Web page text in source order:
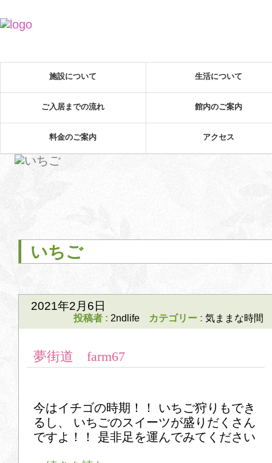
施設について 生活について
ご入居までの流れ 館内のご案内
料金のご案内 アクセス
いちご
2021年2月6日
投稿者 : 2ndlife カテゴリー : 気ままな時間
夢街道 farm67
今はイチゴの時期！！ いちご狩りもでき
るし、 いちごのスイーツが盛りだくさん
ですよ！！ 是非足を運んでみてください